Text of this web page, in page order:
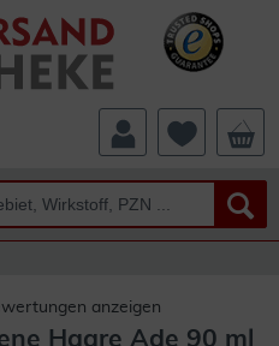
anzeigen
Haare Ade 90 ml